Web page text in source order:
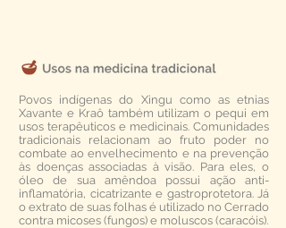
Povos indígenas do Xingu como as etnias
Xavante e Kraô também utilizam o pequi em
usos terapêuticos e medicinais. Comunidades
tradicionais relacionam ao fruto poder no
combate ao envelhecimento e na prevenção
às doenças associadas à visão. Para eles, o
óleo de sua amêndoa possui ação anti-
inflamatória, cicatrizante e gastroprotetora. Já
o extrato de suas folhas é utilizado no Cerrado
contra micoses (fungos) e moluscos (caracóis).